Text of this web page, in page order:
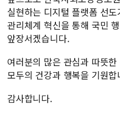
실현하는 디지털 플랫폼 선
관리체계 혁신을 통해 국민
앞장서겠습니다.
여러분의 많은 관심과 따뜻
모두의 건강과 행복을 기원합
감사합니다.